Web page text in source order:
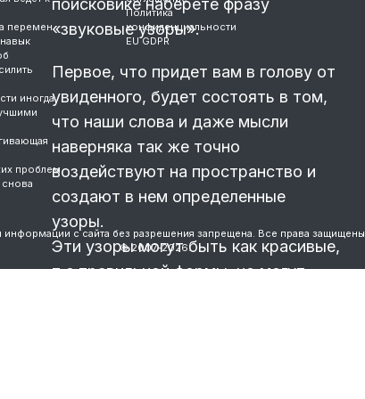
поисковике наберете фразу
«звуковые узоры».
Первое, что придет вам в голову от
увиденного, будет состоять в том,
что наши слова и даже мысли
наверняка так же точно
воздействуют на пространство и
создают в нем определенные
узоры.
Эти узоры могут быть как красивые,
т.е правильной формы, но могут
перемен
иногда
проблем
Политика
конфиденциальности
EU GDPR
информации с сайта без разрешения запрещена. Все права защищены.
© 2007-2026.